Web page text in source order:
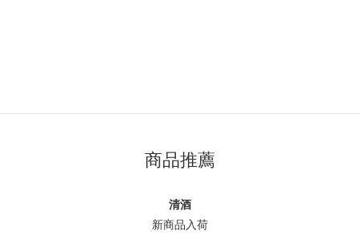
商品推薦
清酒
新商品入荷